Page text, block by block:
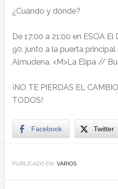
¿Cuándo y dónde?
De 17:00 a 21:00 en ESOA
90, junto a la puerta
Almudena. <M>La Elipa //
¡NO TE PIERDAS EL
TODOS!
Facebook Twitter
PUBLICADO EN: VARIOS